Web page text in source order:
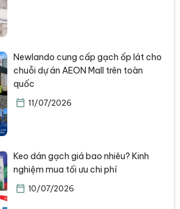
Newlando cung cấp gạch ốp lát cho
chuỗi dự án AEON Mall trên toàn
quốc
11/07/2026
Keo dán gạch giá bao nhiêu? Kinh
nghiệm mua tối ưu chi phí
10/07/2026